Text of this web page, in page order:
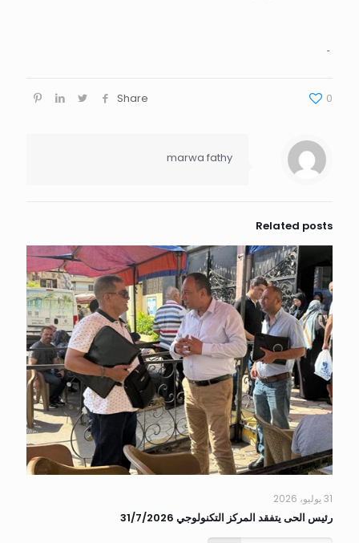
Share 0
marwa fathy
Related posts
31 يوليو، 2026
رئيس الحى يتفقد المركز التكنولوجي 31/7/2026